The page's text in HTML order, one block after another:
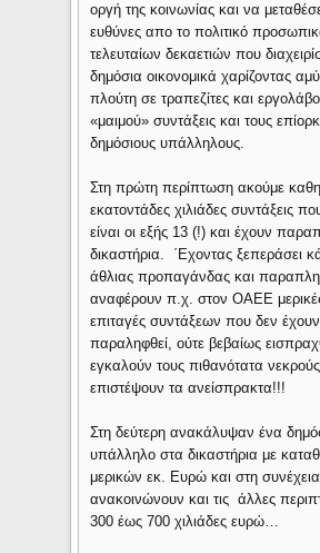
οργή της κοινωνίας και να
ευθύνες απο το πολιτικό
τελευταίων δεκαετιών που
δημόσια οικονομικά χαρίζοντας
πλούτη σε τραπεζίτες και
«μαιμού» συντάξεις και τους
δημόσιους υπάλληλους.
Στη πρώτη περίπτωση ακούμε
εκατοντάδες χιλιάδες συντάξεις
είναι οι εξής 13 (!) και έχουν
δικαστήρια. ΄Εχοντας ξεπεράσει
άθλιας προπαγάνδας και
αναφέρουν π.χ. στον ΟΑΕΕ μερικές
επιταγές συντάξεων που δεν έχουν
παραληφθεί, ούτε βεβαίως
εγκαλούν τους πιθανότατα
επιστέψουν τα ανείσπρακτα!!!
Στη δεύτερη ανακάλυψαν ένα
υπάλληλο στα δικαστήρια με
μερικών εκ. Ευρώ και στη συνέχεια
ανακοινώνουν και τις άλλες
300 έως 700 χιλιάδες ευρώ…